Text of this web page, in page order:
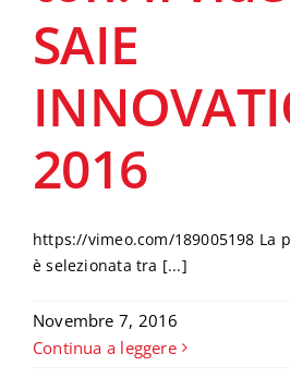
SAIE
2016
https://vimeo.com/189005198 La
è selezionata tra [...]
Novembre 7, 2016
Continua a leggere